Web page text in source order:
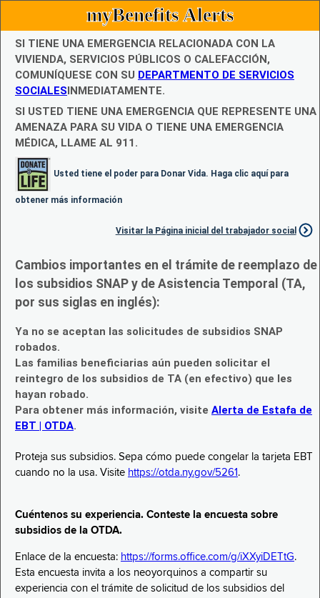
myBenefits Alerts
SI TIENE UNA EMERGENCIA RELACIONADA CON LA
VIVIENDA, SERVICIOS PÚBLICOS O CALEFACCIÓN,
COMUNÍQUESE CON SU DEPARTMENTO DE SERVICIOS
SOCIALESINMEDIATAMENTE.
SI USTED TIENE UNA EMERGENCIA QUE REPRESENTE UNA
AMENAZA PARA SU VIDA O TIENE UNA EMERGENCIA
MÉDICA, LLAME AL 911.
Usted tiene el poder para Donar Vida. Haga clic aquí para
obtener más información
Visitar la Página inicial del trabajador social
Cambios importantes en el trámite de reemplazo de
los subsidios SNAP y de Asistencia Temporal (TA,
por sus siglas en inglés):
Ya no se aceptan las solicitudes de subsidios SNAP
robados.
Las familias beneficiarias aún pueden solicitar el
reintegro de los subsidios de TA (en efectivo) que les
hayan robado.
Para obtener más información, visite Alerta de Estafa de
EBT | OTDA.
Proteja sus subsidios. Sepa cómo puede congelar la tarjeta EBT
cuando no la usa. Visite https://otda.ny.gov/5261 .
Cuéntenos su experiencia. Conteste la encuesta sobre
subsidios de la OTDA.
Enlace de la encuesta: https://forms.office.com/g/iXXyiDETtG.
Esta encuesta invita a los neoyorquinos a compartir su
experiencia con el trámite de solicitud de los subsidios del